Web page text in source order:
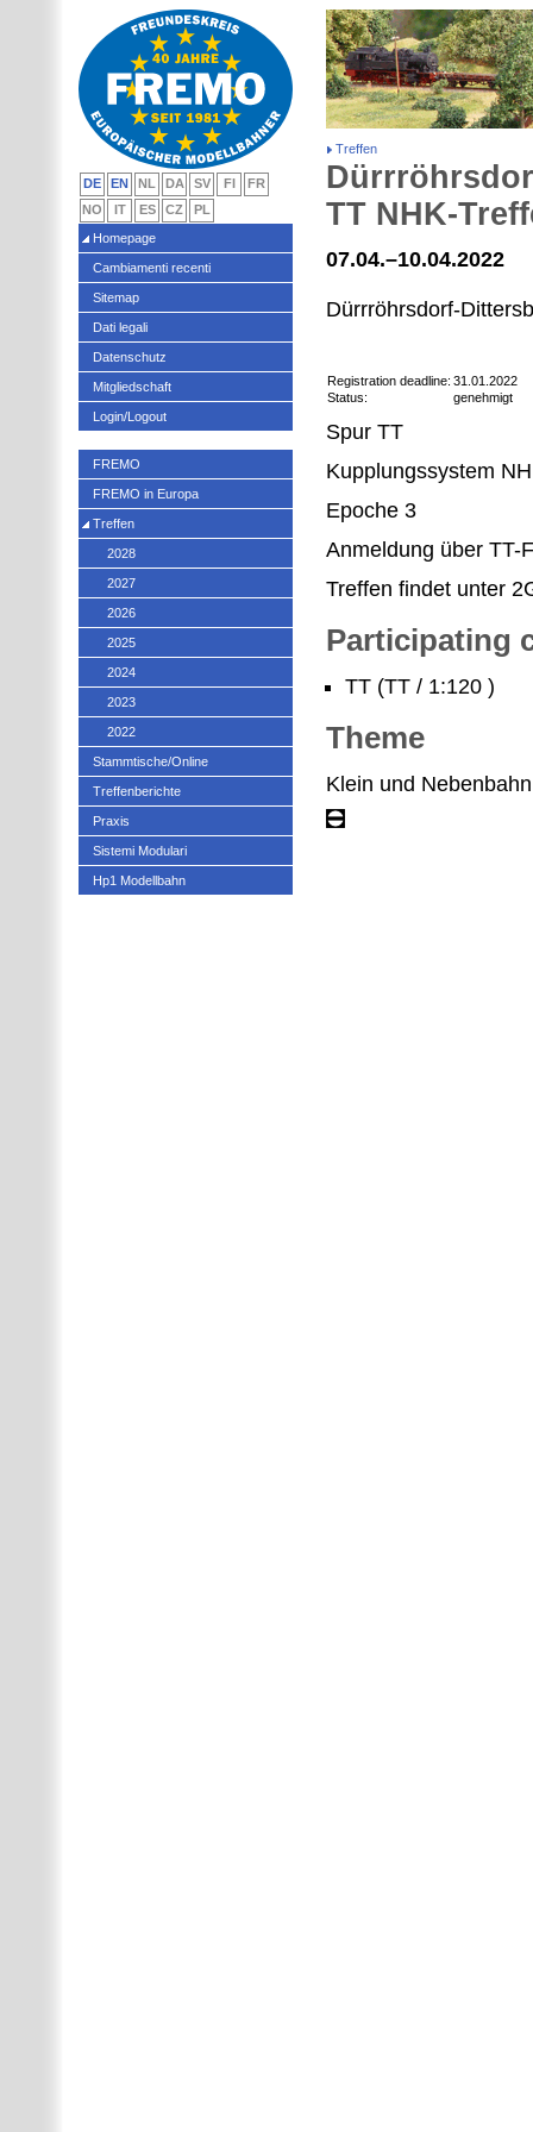
Treffen
TT NHK-
07.04.–10.04.2022
Dürrröhrsdorf-
Registration deadline: 31.01.2022
Status:
genehmigt
Spur TT
Kupplungssystem
Epoche 3
Anmeldung über TT-
Treffen findet unter
Participating
TT (TT / 1:120 )
Theme
Klein und
DE EN NL DA SV FI
FR
NO
IT ES CZ
PL
Homepage
Cambiamenti recenti
Sitemap
Dati legali
Datenschutz
Mitgliedschaft
Login/Logout
FREMO
FREMO in Europa
Treffen
2028
2027
2026
2025
2024
2023
2022
Stammtische/Online
Treffenberichte
Praxis
Sistemi Modulari
Hp1 Modellbahn